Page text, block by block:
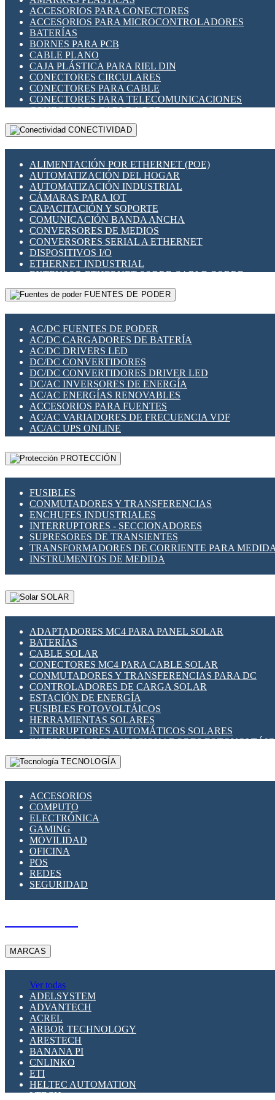
INDICADORES PARA PANEL
INTERFACES DE RELÉ
INTERRUPTORES FIN DE CARRERA
LLAVES CONMUTADORAS
MEDIDORES DE ENERGÍA Y TC'S DE CORRIENTE
MOTORES PASO A PASO
PANTALLAS HMI
PLC -CONTROLADORES LÓGICO PROGRAMABLES
PROGRAMADORES DE HORARIO
RELÉS DE PROTECCIÓN
SENSORES CAPACITIVOS
SENSORES INDUCTIVOS
TEMPORIZADORES
VARIACS
VARIADORES DE FRECUENCIA [VDF]
SECCIONADORES - INTERRUPTORES
MAQUINARIA
ACCESORIOS PARA CONECTORES
ACCESORIOS PARA MICROCONTROLADORES
BATERÍAS
BORNES PARA PCB
CABLE PLANO
CAJA PLÁSTICA PARA RIEL DIN
CONECTORES CIRCULARES
CONECTORES PARA CABLE
CONECTORES PARA TELECOMUNICACIONES
CONECTORES CABLE A PCB
CONECTORES PCB A CABLE
DIP SWITCHES
HERRAMIENTAS VARIAS
ILUMINACIÓN LED
INTERRUPTORES REED
INTERFACES DE RELÉ
OTROS RELÉS
PROTECCIÓN TÉRMICA
RELÉS AUTOMOTRICES
RELÉS DE SEÑAL
RELÉS DE ESTADO SÓLIDO SSR
RELÉS INDUSTRIALES
RELÉS MINIATURA DE POTENCIA
SENSORES MAGNÉTICOS
SWITCH Y MICROSWITCH
TARJETAS PI
UNIÓN Y DERIVACIÓN DE CABLE
CONECTIVIDAD
ALIMENTACIÓN POR ETHERNET (POE)
AUTOMATIZACIÓN DEL HOGAR
AUTOMATIZACIÓN INDUSTRIAL
CÁMARAS PARA IOT
CAPACITACIÓN Y SOPORTE
COMUNICACIÓN BANDA ANCHA
CONVERSORES DE MEDIOS
CONVERSORES SERIAL A ETHERNET
DISPOSITIVOS I/O
ETHERNET INDUSTRIAL
EXTENSOR ETHERNET SOBRE CABLE COBRE
GATEWAY LORAWAN
GESTIÓN DE REDES
PLACAS MODULARES IOT
SWITCHES Y REDES WIFI
SOLUCIONES IOT
SOLUCIONES LORAWAN
SOLUCIONES RED CELULAR
SEGURIDAD PARA REDES
SWITCHES LAN
TELEFONÍA IP (VOIP)
VIGILANCIA IP (CCTV)
MESHTASTIC
FUENTES DE PODER
AC/DC FUENTES DE PODER
AC/DC CARGADORES DE BATERÍA
AC/DC DRIVERS LED
DC/DC CONVERTIDORES
DC/DC CONVERTIDORES DRIVER LED
DC/AC INVERSORES DE ENERGÍA
AC/AC ENERGÍAS RENOVABLES
ACCESORIOS PARA FUENTES
AC/AC VARIADORES DE FRECUENCIA VDF
AC/AC UPS ONLINE
PROTECCIÓN
FUSIBLES
CONMUTADORES Y TRANSFERENCIAS
ENCHUFES INDUSTRIALES
INTERRUPTORES - SECCIONADORES
SUPRESORES DE TRANSIENTES
TRANSFORMADORES DE CORRIENTE PARA
INSTRUMENTOS DE MEDIDA
SOLAR
ADAPTADORES MC4 PARA PANEL SOLAR
BATERÍAS
CABLE SOLAR
CONECTORES MC4 PARA CABLE SOLAR
CONMUTADORES Y TRANSFERENCIAS PARA DC
CONTROLADORES DE CARGA SOLAR
ESTACIÓN DE ENERGÍA
FUSIBLES FOTOVOLTÁICOS
HERRAMIENTAS SOLARES
INTERRUPTORES AUTOMÁTICOS SOLARES
INTERRUPTORES - SECCIONADORES
MONTAJE PANEL SOLAR
PORTA FUSIBLES Y SECCIONADORES
TECNOLOGÍA
ACCESORIOS
COMPUTO
ELECTRÓNICA
GAMING
MOVILIDAD
OFICINA
POS
REDES
SEGURIDAD
MARCAS
Ver todas
ADELSYSTEM
ADVANTECH
ACREL
ARBOR TECHNOLOGY
ARESTECH
BANANA PI
CNLINKO
ETI
HELTEC AUTOMATION
LTECH